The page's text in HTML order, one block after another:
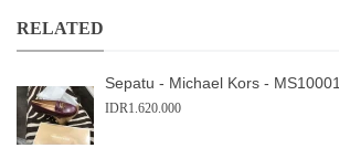
RELATED
Sepatu - Michael Kors - MS10001
IDR1.620.000